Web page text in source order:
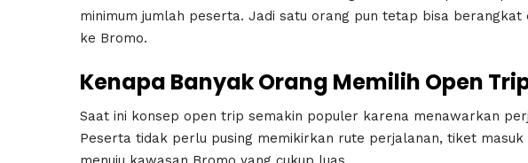
minimum jumlah peserta. Jadi satu orang pun tetap bisa
ke Bromo.
Kenapa Banyak Orang Memilih Open
Saat ini konsep open trip semakin populer karena menawarkan
Peserta tidak perlu pusing memikirkan rute perjalanan, tiket